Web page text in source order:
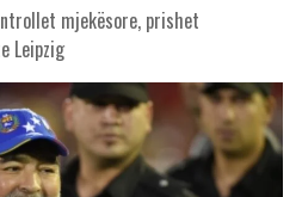
mjekësore, prishet
Leipzig